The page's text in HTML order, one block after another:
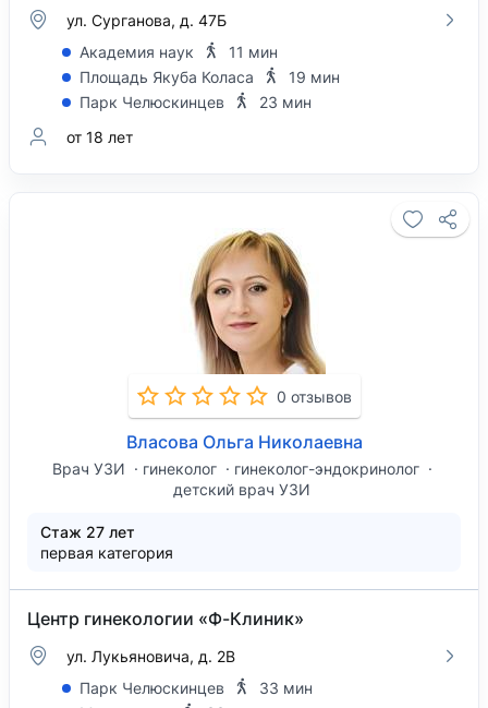
ул. Сурганова, д. 47Б
Академия наук
11 мин
Площадь Якуба Коласа
19 мин
Парк Челюскинцев
23 мин
от 18 лет
0 отзывов
Власова Ольга Николаевна
Врач УЗИ гинеколог
гинеколог-эндокринолог
детский врач УЗИ
Стаж 27 лет
первая категория
Центр гинекологии «Ф-Клиник»
ул. Лукьяновича, д. 2В
Парк Челюскинцев
33 мин